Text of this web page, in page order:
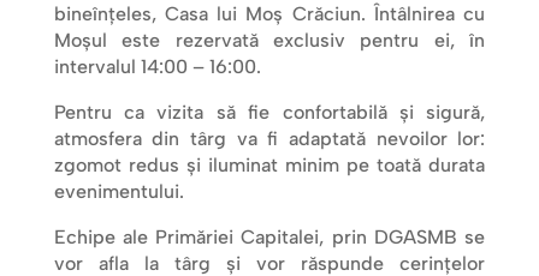
bineînțeles, Casa lui Moș Crăciun. Întâlnirea cu
Moșul este rezervată exclusiv pentru ei, în
intervalul 14:00 – 16:00.
Pentru ca vizita să fie confortabilă și sigură,
atmosfera din târg va fi adaptată nevoilor lor:
zgomot redus și iluminat minim pe toată durata
evenimentului.
Echipe ale Primăriei Capitalei, prin DGASMB se
vor afla la târg și vor răspunde cerințelor